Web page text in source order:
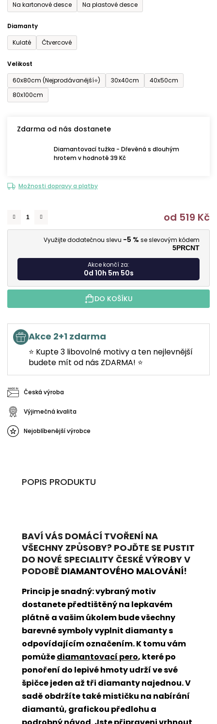
Na kartonové desce
Na plastové desce
Diamanty
Kulaté
Čtvercové
Velikost
60x80cm (Nejprodávanější⭐)
30x40cm
40x50cm
80x100cm
Zdarma od nás dostanete
Diamantovací tužka - Dřevěná s dlouhým
hrotem v hodnotě 39 Kč
Možnosti dopravy a platby
od 519 Kč
Využijte dodatečnou slevu -5 % se slevovým kódem
5PRCNT
Akce končí za:
0d 10h 5m 49s
DO KOŠÍKU
Akce 2+1 zdarma
⭐ Kupte 3 libovolné motivy a ten nejlevnější
budete mít od nás ZDARMA! ⭐
Česká výroba
Výjimečná kvalita
Nejoblíbenější výrobce
POPIS PRODUKTU
BAVÍ VÁS DOMÁCÍ TVOŘENÍ NA
VŠECHNY ZPŮSOBY? POJĎTE SE PUSTIT
DO NOVÉ SPECIALITY ČESKÉ VÝROBY V
PODOBĚ DIAMANTOVÉHO MALOVÁNÍ!
Princip je snadný: vybraný motiv
dostanete předtištěný na lepkavém
plátně a vašim úkolem bude všechny
barevné symboly vyplnit diamanty s
odpovídajícím označením. K tomu vám
pomůžediamantovací pero, které po
ponoření do lepivé hmoty udrží ve své
špičce jeden až tři diamanty najednou. V
sadě obdržíte také mističku na nabírání
diamantů, grafickou předlohu a